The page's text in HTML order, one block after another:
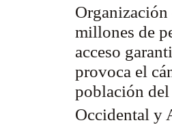
Organización
millones de
acceso
provoca el
población del
Occidental y